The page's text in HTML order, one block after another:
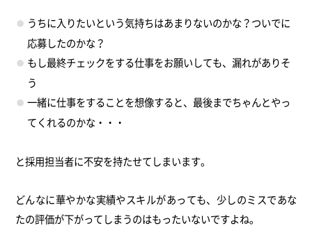
うちに入りたいという気持ちはあまりないのかな？ついでに
応募したのかな？
もし最終チェックをする仕事をお願いしても、漏れがありそ
う
一緒に仕事をすることを想像すると、最後までちゃんとやっ
てくれるのかな・・・
と採用担当者に不安を持たせてしまいます。
どんなに華やかな実績やスキルがあっても、少しのミスであな
たの評価が下がってしまうのはもったいないですよね。